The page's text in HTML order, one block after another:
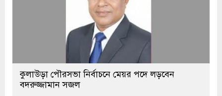
কুলাউড়া পৌরসভা নির্বাচনে মেয়র পদে লড়বেন
বদরুজ্জামান সজল